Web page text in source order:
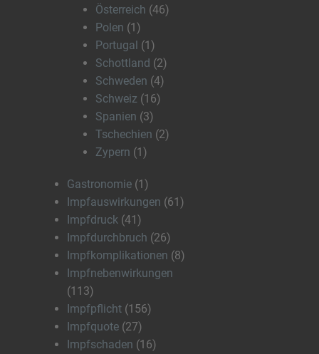
Österreich (46)
Polen (1)
Portugal (1)
Schottland (2)
Schweden (4)
Schweiz (16)
Spanien (3)
Tschechien (2)
Zypern (1)
Gastronomie (1)
Impfauswirkungen (61)
Impfdruck (41)
Impfdurchbruch (26)
Impfkomplikationen (8)
Impfnebenwirkungen
(113)
Impfpflicht (156)
Impfquote (27)
Impfschaden (16)